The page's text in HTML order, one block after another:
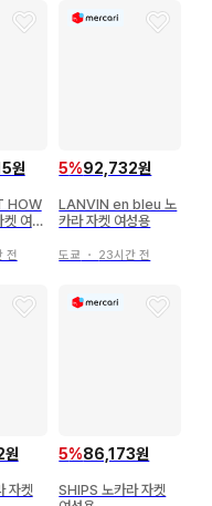
원
HOW
여성
전
5%92,732원
LANVIN en bleu 노
카라 자켓 여성용
도쿄 ・ 23시간 전
자켓
5%86,173원
SHIPS 노카라 자켓